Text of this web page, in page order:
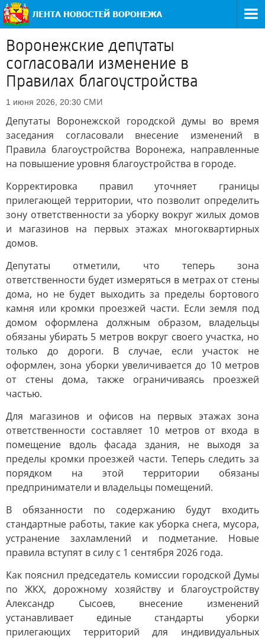
Воронежские депутаты
согласовали изменение в
Правилах благоустройства
1 июня 2026, 20:30 СМИ
Депутаты Воронежской городской думы во время
заседания согласовали внесение изменений в
Правила благоустройства Воронежа, направленные
на повышение уровня благоустройства в городе.
Корректировка правил уточняет границы
прилегающей территории, что позволит определить
зону ответственности за уборку вокруг жилых домов
и магазинов на первых этажах многоквартирных
домов.
Депутаты отметили, что теперь зона
ответственности будет измеряться в метрах от стены
дома, но не будет выходить за пределы бортового
камня или кромки проезжей части. Если земля под
домом оформлена должным образом, владельцы
обязаны убирать 5 метров вокруг своего участка, но
только до дороги. В случае, если участок не
оформлен, зона уборки увеличивается до 10 метров
от стены дома, также ограничиваясь проезжей
частью.
Для магазинов и офисов на первых этажах зона
ответственности составляет 10 метров от входа в
помещение вдоль фасада здания, не выходя за
пределы кромки проезжей части. Теперь следить за
порядком на этой территории обязаны
предприниматели и владельцы помещений.
В обязанности по содержанию будут входить
стандартные работы, такие как уборка снега, мусора,
устранение захламлений и подметание. Новые
правила вступят в силу с 1 сентября 2026 года.
Как пояснил председатель комиссии городской Думы
по ЖКХ, дорожному хозяйству и благоустройству
Александр Сысоев, внесение изменений
устанавливает единые стандарты уборки
прилегающих территорий для индивидуальных